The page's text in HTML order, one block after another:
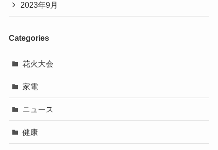
2023年9月
Categories
花火大会
家電
ニュース
健康